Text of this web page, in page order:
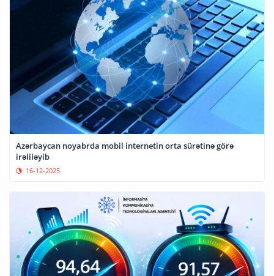
Azərbaycan noyabrda mobil internetin orta sürətinə görə
irəliləyib
16-12-2025